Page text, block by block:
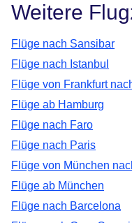
Weitere
Flüge nach Sansibar
Flüge nach Istanbul
Flüge von Frankfurt
Flüge ab Hamburg
Flüge nach Faro
Flüge nach Paris
Flüge von München
Flüge ab München
Flüge nach Barcelona